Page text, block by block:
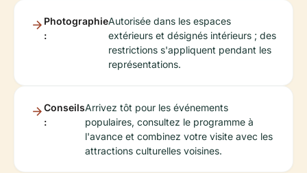
Photographie
:
Autorisée dans les espaces
extérieurs et désignés intérieurs ; des
restrictions s'appliquent pendant les
représentations.
Conseils
:
Arrivez tôt pour les événements
populaires, consultez le programme à
l'avance et combinez votre visite avec les
attractions culturelles voisines.